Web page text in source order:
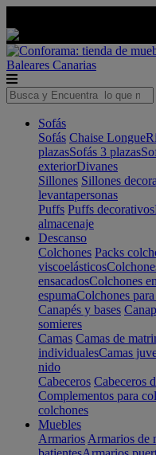
Baleares Canarias
Sofás
Sofás Chaise Longue
plazasSofás 3 plazas
exteriorDivanes
Sillones Sillones
levantapersonas
Puffs Puffs decorativos
almacenaje
Descanso
Colchones Packs
viscoelásticos
ensacadosColchones
espumaColchones
Canapés y bases
somieres
Camas Camas de
individualesCamas
nido
Cabeceros Cabeceros
Complementos para
colchones
Muebles
Armarios Armarios de